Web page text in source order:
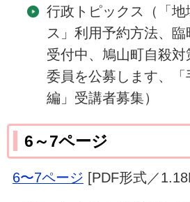
行政トピックス（「
ス」利用予約方法、
受付中、鳩山町自殺
委員を公募します、「
編」受講者募集）
6～7ページ
6〜7ページ [PDF形式／